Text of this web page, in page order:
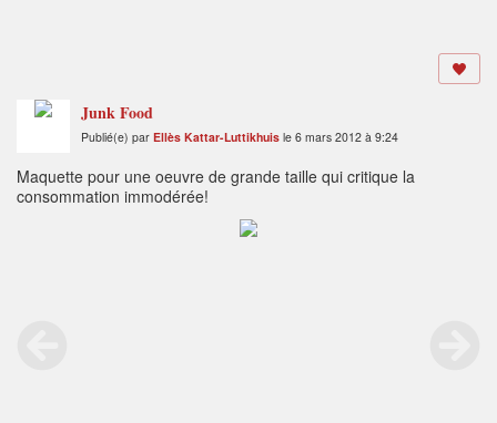
Junk Food
Publié(e) par Ellès Kattar-Luttikhuis le 6 mars 2012 à 9:24
Maquette pour une oeuvre de grande taille qui critique la
consommation immodérée!